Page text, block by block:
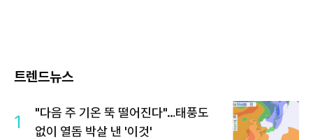
트렌드뉴스
1
"다음 주 기온 뚝 떨어진다"…태풍도
없이 열돔 박살 낸 '이것'